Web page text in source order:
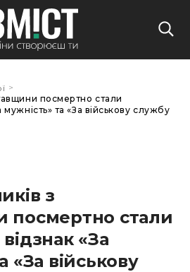
>
посмертно стали
та «За військову службу
з
посмертно стали
«За
«За військову